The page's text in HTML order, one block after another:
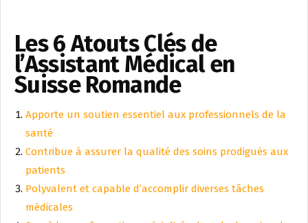
Les 6 Atouts Clés de
l’Assistant Médical en
Suisse Romande
Apporte un soutien essentiel aux professionnels de la
santé
Contribue à assurer la qualité des soins prodigués aux
patients
Polyvalent et capable d’accomplir diverses tâches
médicales